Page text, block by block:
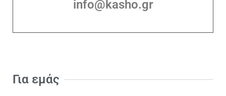
info@kasho.gr
Για εμάς